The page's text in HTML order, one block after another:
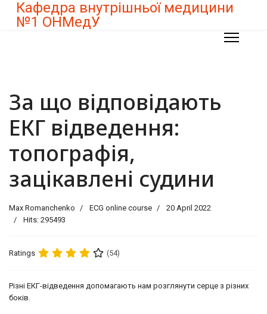
Кафедра внутрішньої медицини
№1 ОНМедУ
За що відповідають
ЕКГ відведення:
топографія,
зацікавлені судини
Max Romanchenko ECG online course
20 April 2022
Hits: 295493
Ratings (54)
Різні ЕКГ-відведення допомагають нам розглянути серце з різних
боків.